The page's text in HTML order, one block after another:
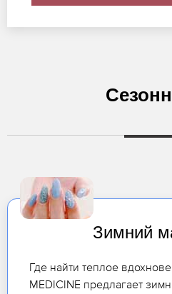
Зимний
Где найти теплое
MEDICINE предлагает